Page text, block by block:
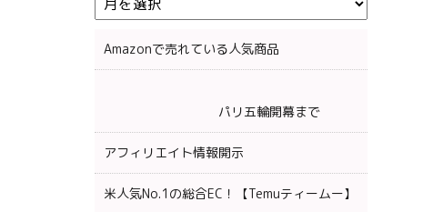
Amazonで売れている人気商品
パリ五輪開幕まで
アフィリエイト情報開示
米人気No.1の総合EC！【Temuティームー】